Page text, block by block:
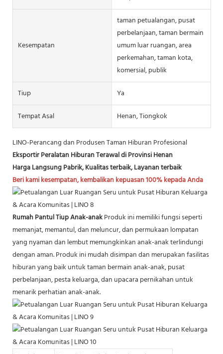
Kesempatan
taman petualangan, pusat
perbelanjaan, taman bermain
umum luar ruangan, area
perkemahan, taman kota,
komersial, publik
Tiup
Ya
Tempat Asal
Henan, Tiongkok
LINO-Perancang dan Produsen Taman Hiburan Profesional
Eksportir Peralatan Hiburan Terawal di Provinsi Henan
Harga Langsung Pabrik, Kualitas terbaik, Layanan terbaik
Beri kami kesempatan, kembalikan kepuasan 100% kepada Anda
Rumah Pantul Tiup Anak-anakProduk ini memiliki fungsi seperti
memanjat, memantul, dan meluncur, dan permukaan lompatan
yang nyaman dan lembut memungkinkan anak-anak terlindungi
dengan aman. Produk ini mudah disimpan dan merupakan fasilitas
hiburan yang baik untuk taman bermain anak-anak, pusat
perbelanjaan, pesta keluarga, dan upacara pernikahan untuk
menarik perhatian anak-anak.